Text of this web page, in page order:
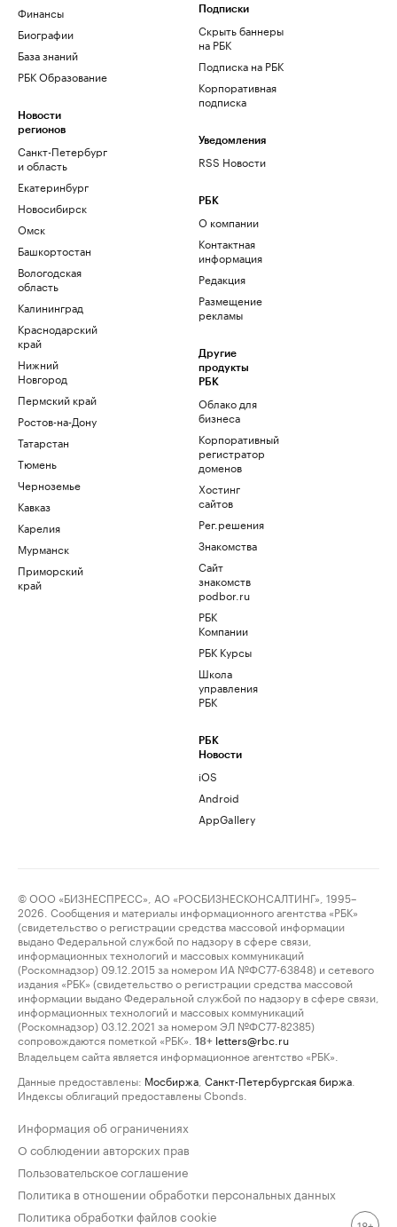
Финансы
Биографии
База знаний
РБК Образование
Новости
регионов
Санкт-Петербург
и область
Екатеринбург
Новосибирск
Омск
Башкортостан
Вологодская
область
Калининград
Краснодарский
край
Нижний
Новгород
Пермский край
Ростов-на-Дону
Татарстан
Тюмень
Черноземье
Кавказ
Карелия
Мурманск
Приморский
край
Подписки
Скрыть баннеры
на РБК
Подписка на РБК
Корпоративная
подписка
Уведомления
RSS Новости
РБК
О компании
Контактная
информация
Редакция
Размещение
рекламы
Другие
продукты
РБК
Облако для
бизнеса
Корпоративный
регистратор
доменов
Хостинг
сайтов
Рег.решения
Знакомства
Сайт
знакомств
podbor.ru
РБК
Компании
РБК Курсы
Школа
управления
РБК
РБК
Новости
iOS
Android
AppGallery
© ООО «БИЗНЕСПРЕСС», АО «РОСБИЗНЕСКОНСАЛТИНГ», 1995–
2026. Сообщения и материалы информационного агентства «РБК»
(свидетельство о регистрации средства массовой информации
выдано Федеральной службой по надзору в сфере связи,
информационных технологий и массовых коммуникаций
(Роскомнадзор) 09.12.2015 за номером ИА №ФС77-63848) и сетевого
издания «РБК» (свидетельство о регистрации средства массовой
информации выдано Федеральной службой по надзору в сфере связи,
информационных технологий и массовых коммуникаций
(Роскомнадзор) 03.12.2021 за номером ЭЛ №ФС77-82385)
сопровождаются пометкой «РБК».
18+ letters@rbc.ru
Владельцем сайта является информационное агентство «РБК».
Данные предоставлены: Мосбиржа Санкт-Петербургская биржа
Индексы облигаций предоставлены Cbonds.
Информация об ограничениях
О соблюдении авторских прав
Пользовательское соглашение
Политика в отношении обработки персональных данных
Политика обработки файлов cookie